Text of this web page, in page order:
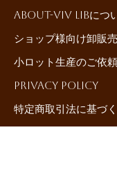
About-ViV LiBにつ
ショップ様向け卸販
小ロット生産のご依
Privacy Policy
特定商取引法に基づ